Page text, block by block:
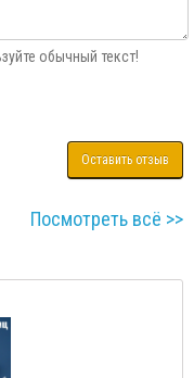
обычный текст!
Оставить отзыв
Посмотреть всё >>